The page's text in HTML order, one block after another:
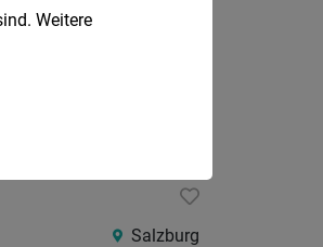
Salzburg
Weitere